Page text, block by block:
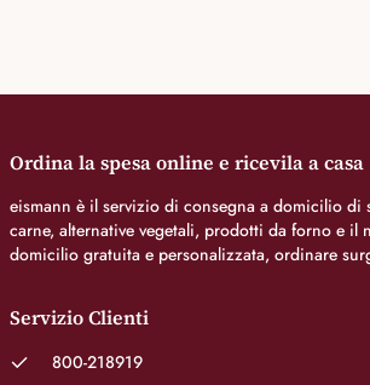
Ordina la spesa online e ricevila a casa
eismann è il servizio di consegna a domicilio
carne, alternative vegetali, prodotti da forno e il
domicilio gratuita e personalizzata, ordinare
Servizio Clienti
800-218919